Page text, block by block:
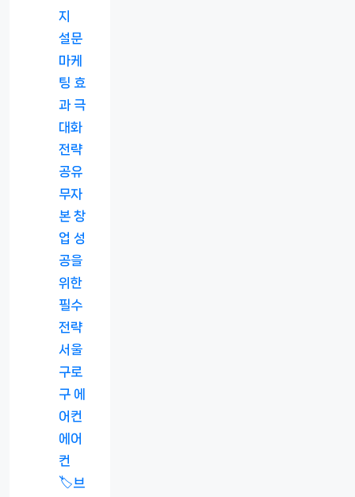
지
설문
마케
팅 효
과 극
대화
전략
공유
무자
본 창
업 성
공을
위한
필수
전략
서울
구로
구 에
어컨
에어
컨
🏷️브